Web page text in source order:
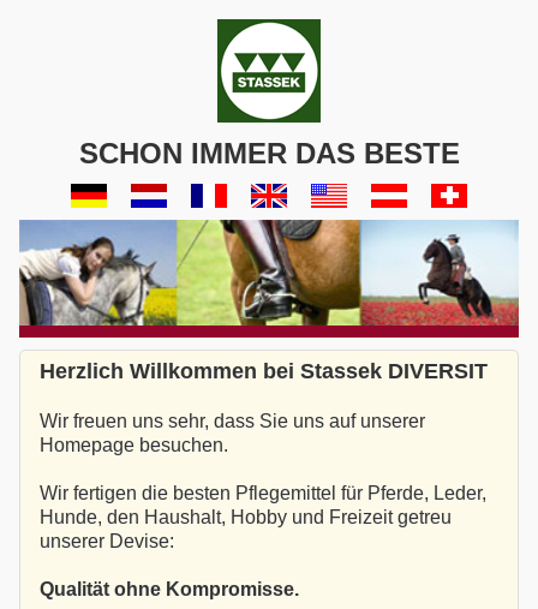
SCHON IMMER DAS BESTE
Herzlich Willkommen bei Stassek DIVERSIT
Wir freuen uns sehr, dass Sie uns auf unserer
Homepage besuchen.
Wir fertigen die besten Pflegemittel für Pferde, Leder,
Hunde, den Haushalt, Hobby und Freizeit getreu
unserer Devise:
Qualität ohne Kompromisse.